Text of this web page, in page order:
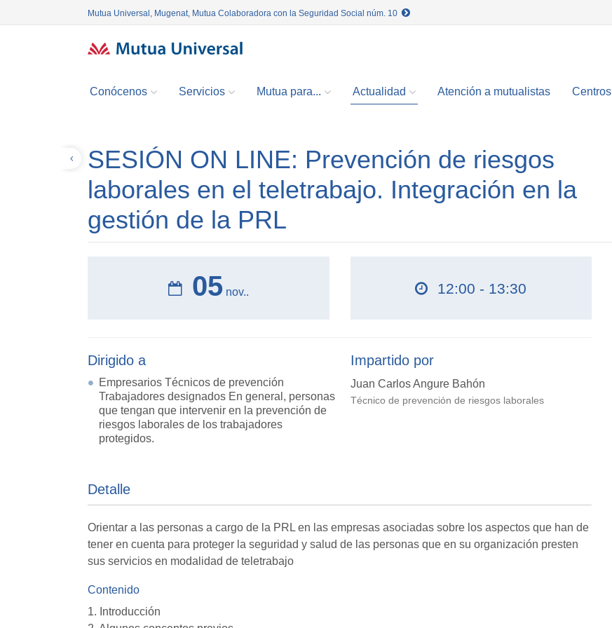
Mutua Universal, Mugenat, Mutua Colaboradora con la Seguridad Social núm. 10
Conócenos Servicios Mutua para... Actualidad Atención a mutualistas Centros
SESIÓN ON LINE: Prevención de riesgos
laborales en el teletrabajo. Integración en la
gestión de la PRL
05 nov.. 12:00 - 13:30
Dirigido a
Empresarios Técnicos de prevención
Trabajadores designados En general, personas
que tengan que intervenir en la prevención de
riesgos laborales de los trabajadores
protegidos.
Impartido por
Juan Carlos Angure Bahón
Técnico de prevención de riesgos laborales
Detalle
Orientar a las personas a cargo de la PRL en las empresas asociadas sobre los aspectos que han de
tener en cuenta para proteger la seguridad y salud de las personas que en su organización presten
sus servicios en modalidad de teletrabajo
Contenido
1. Introducción